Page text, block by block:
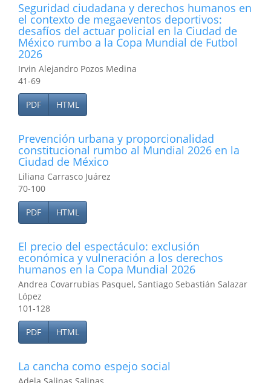
Seguridad ciudadana y derechos humanos en
el contexto de megaeventos deportivos:
desafíos del actuar policial en la Ciudad de
México rumbo a la Copa Mundial de Futbol
2026
Irvin Alejandro Pozos Medina
41-69
PDF HTML
Prevención urbana y proporcionalidad
constitucional rumbo al Mundial 2026 en la
Ciudad de México
Liliana Carrasco Juárez
70-100
PDF HTML
El precio del espectáculo: exclusión
económica y vulneración a los derechos
humanos en la Copa Mundial 2026
Andrea Covarrubias Pasquel, Santiago Sebastián Salazar
López
101-128
PDF HTML
La cancha como espejo social